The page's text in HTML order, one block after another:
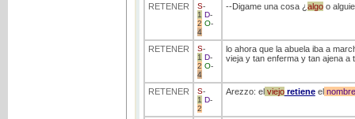
RETENER S-
1 D-
2 O-
4
--Digame una cosa ¿ algoo
RETENER S-
1 D-
2 O-
4
lo ahora que la abuela iba a
vieja y tan enferma y tan ajena a
RETENER S-
1 D-
2
Arezzo: elviejoretieneelnombre